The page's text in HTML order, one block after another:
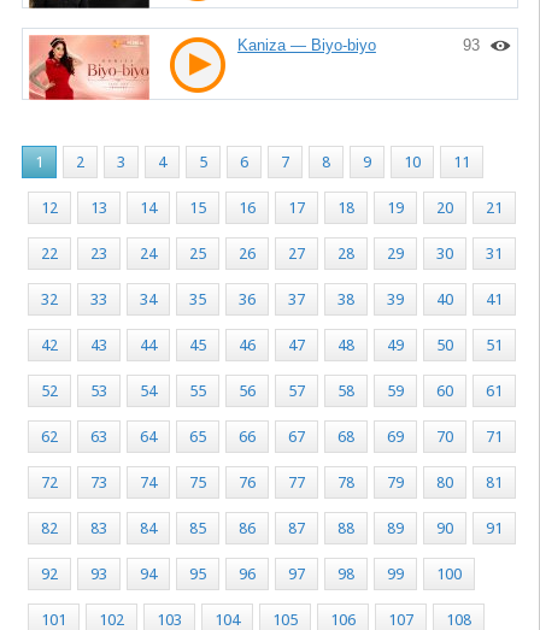
93
Kaniza — Biyo-biyo
1 2 3 4 5 6 7 8 9 10 11
12 13 14 15 16 17 18 19 20 21
22 23 24 25 26 27 28 29 30 31
32 33 34 35 36 37 38 39 40 41
42 43 44 45 46 47 48 49 50 51
52 53 54 55 56 57 58 59 60 61
62 63 64 65 66 67 68 69 70 71
72 73 74 75 76 77 78 79 80 81
82 83 84 85 86 87 88 89 90 91
92 93 94 95 96 97 98 99 100
101 102 103 104 105 106 107 108